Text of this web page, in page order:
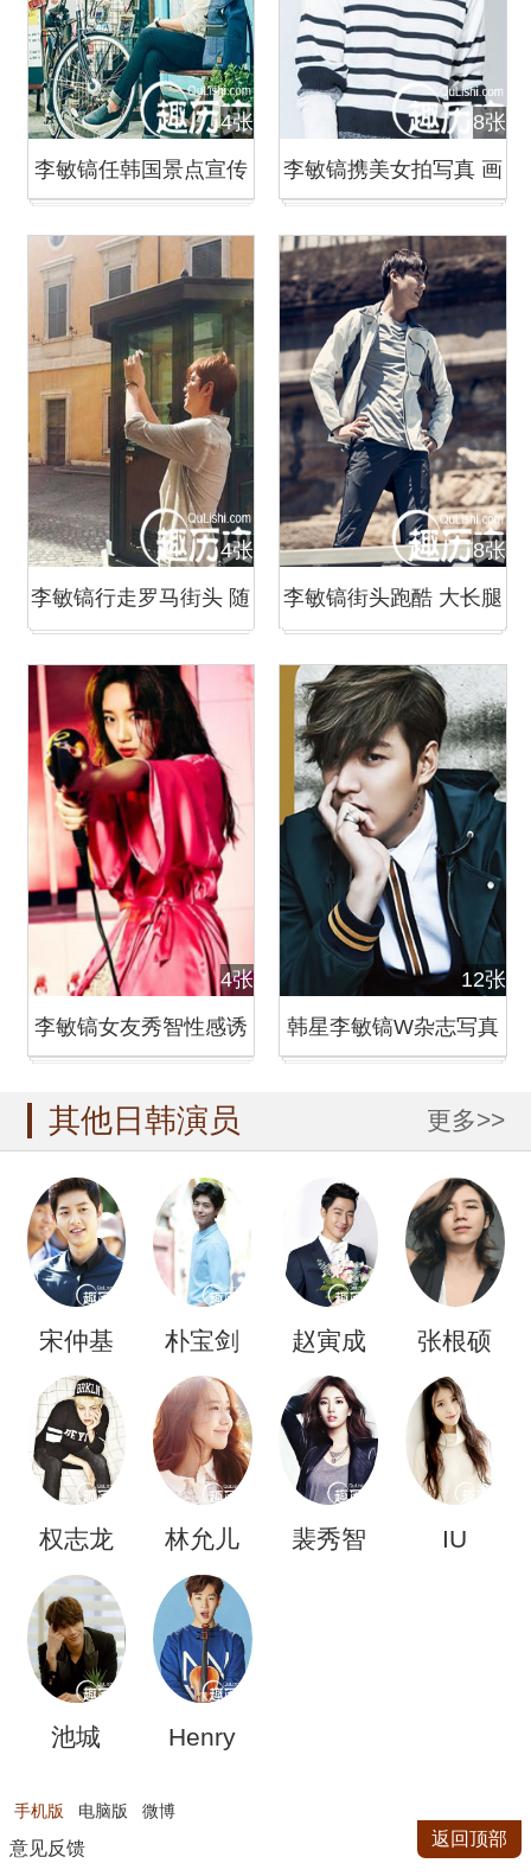
4张
李敏镐任韩国景点宣传
8张
李敏镐携美女拍写真 画
4张
李敏镐行走罗马街头 随
8张
李敏镐街头跑酷 大长腿
4张
李敏镐女友秀智性感诱
12张
韩星李敏镐W杂志写真
其他日韩演员 更多>>
宋仲基 朴宝剑 赵寅成 张根硕
权志龙 林允儿 裴秀智 IU
池城 Henry
手机版 电脑版 微博
意见反馈 返回顶部